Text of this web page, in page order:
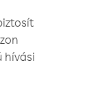
hívási